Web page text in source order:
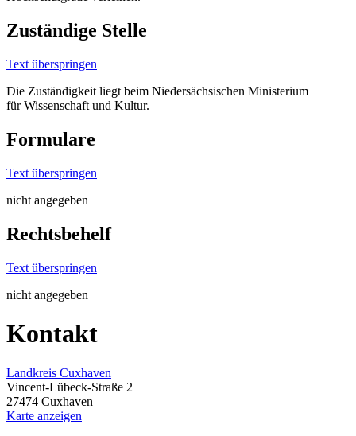
Zuständige Stelle
Text überspringen
Die Zuständigkeit liegt beim Niedersächsischen Ministerium
für Wissenschaft und Kultur.
Formulare
Text überspringen
nicht angegeben
Rechtsbehelf
Text überspringen
nicht angegeben
Kontakt
Landkreis Cuxhaven
Vincent-Lübeck-Straße 2
27474 Cuxhaven
Karte anzeigen